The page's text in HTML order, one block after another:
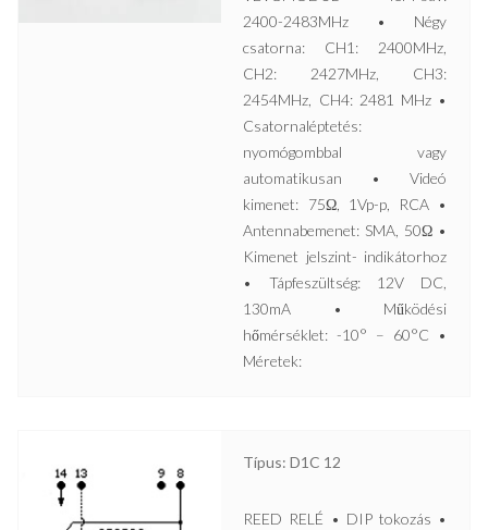
2400-2483MHz • Négy
csatorna: CH1: 2400MHz,
CH2: 2427MHz, CH3:
2454MHz, CH4: 2481 MHz •
Csatornaléptetés:
nyomógombbal vagy
automatikusan • Videó
kimenet: 75Ω, 1Vp-p, RCA •
Antennabemenet: SMA, 50Ω •
Kimenet jelszint- indikátorhoz
• Tápfeszültség: 12V DC,
130mA • Működési
hőmérséklet: -10° – 60°C •
Méretek:
Típus: D1C 12
REED RELÉ • DIP tokozás •